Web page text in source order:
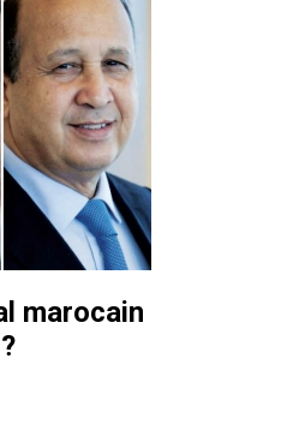
marocain